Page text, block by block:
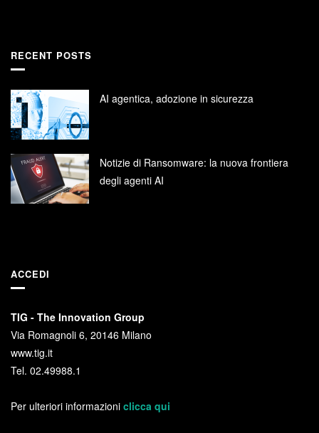
RECENT POSTS
AI agentica, adozione in sicurezza
Notizie di Ransomware: la nuova frontiera
degli agenti AI
ACCEDI
TIG - The Innovation Group
Via Romagnoli 6, 20146 Milano
www.tig.it
Tel. 02.49988.1
Per ulteriori informazioni clicca qui